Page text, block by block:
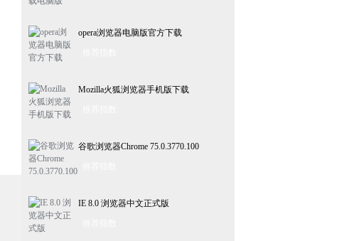
opera浏览器电脑版官方下载
Mozilla火狐浏览器手机版下载
谷歌浏览器Chrome 75.0.3770.100
IE 8.0 浏览器中文正式版